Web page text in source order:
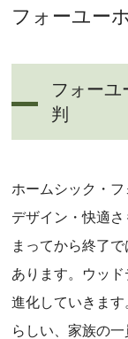
フォーユー
フォーユ
判
ホームシック・フ
デザイン・快適
まってから終了
あります。ウッ
進化していきま
らしい、家族の